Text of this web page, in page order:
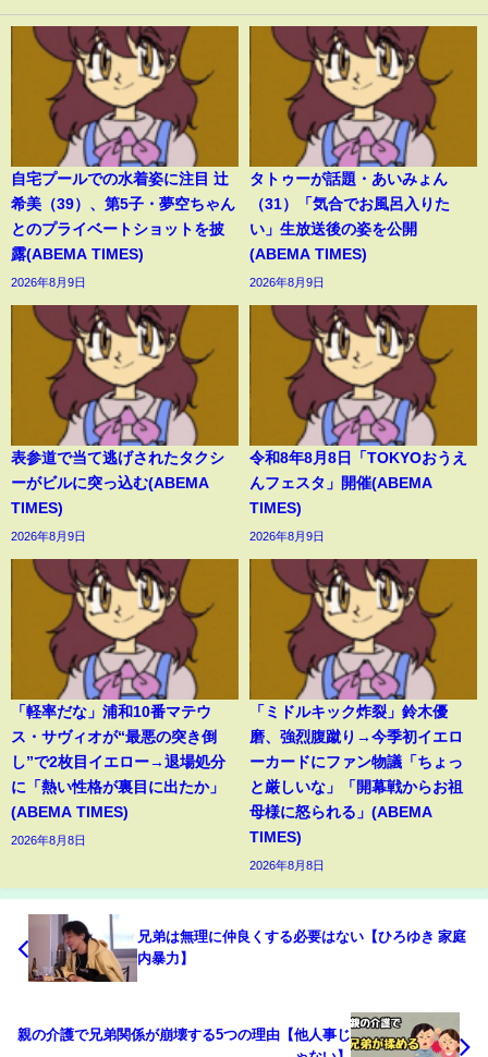
自宅プールでの水着姿に注目 辻
希美（39）、第5子・夢空ちゃん
とのプライベートショットを披
露(ABEMA TIMES)
2026年8月9日
タトゥーが話題・あいみょん
（31）「気合でお風呂入りた
い」生放送後の姿を公開
(ABEMA TIMES)
2026年8月9日
表参道で当て逃げされたタクシ
ーがビルに突っ込む(ABEMA
TIMES)
2026年8月9日
令和8年8月8日「TOKYOおうえ
んフェスタ」開催(ABEMA
TIMES)
2026年8月9日
「軽率だな」浦和10番マテウ
ス・サヴィオが“最悪の突き倒
し”で2枚目イエロー→退場処分
に「熱い性格が裏目に出たか」
(ABEMA TIMES)
2026年8月8日
「ミドルキック炸裂」鈴木優
磨、強烈腹蹴り→今季初イエロ
ーカードにファン物議「ちょっ
と厳しいな」「開幕戦からお祖
母様に怒られる」(ABEMA
TIMES)
2026年8月8日
兄弟は無理に仲良くする必要はない【ひろゆき 家庭
内暴力】
親の介護で兄弟関係が崩壊する5つの理由【他人事じ